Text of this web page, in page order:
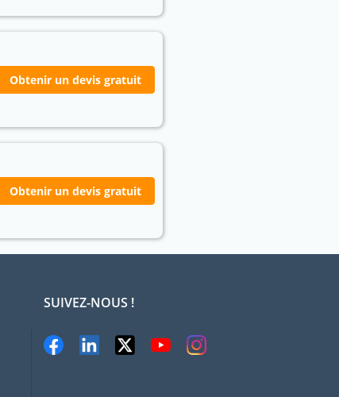
Obtenir un devis gratuit
Obtenir un devis gratuit
SUIVEZ-NOUS !